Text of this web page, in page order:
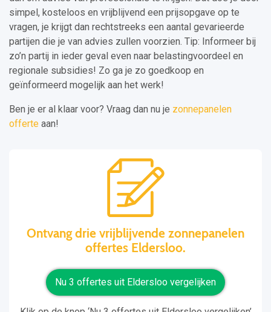
simpel, kosteloos en vrijblijvend een prijsopgave op te
vragen, je krijgt dan rechtstreeks een aantal gevarieerde
partijen die je van advies zullen voorzien. Tip: Informeer bij
zo’n partij in ieder geval even naar belastingvoordeel en
regionale subsidies! Zo ga je zo goedkoop en
geïnformeerd mogelijk aan het werk!
Ben je er al klaar voor? Vraag dan nu je zonnepanelen
offerte aan!
Ontvang drie vrijblijvende zonnepanelen
offertes Eldersloo.
Nu 3 offertes uit Eldersloo vergelijken